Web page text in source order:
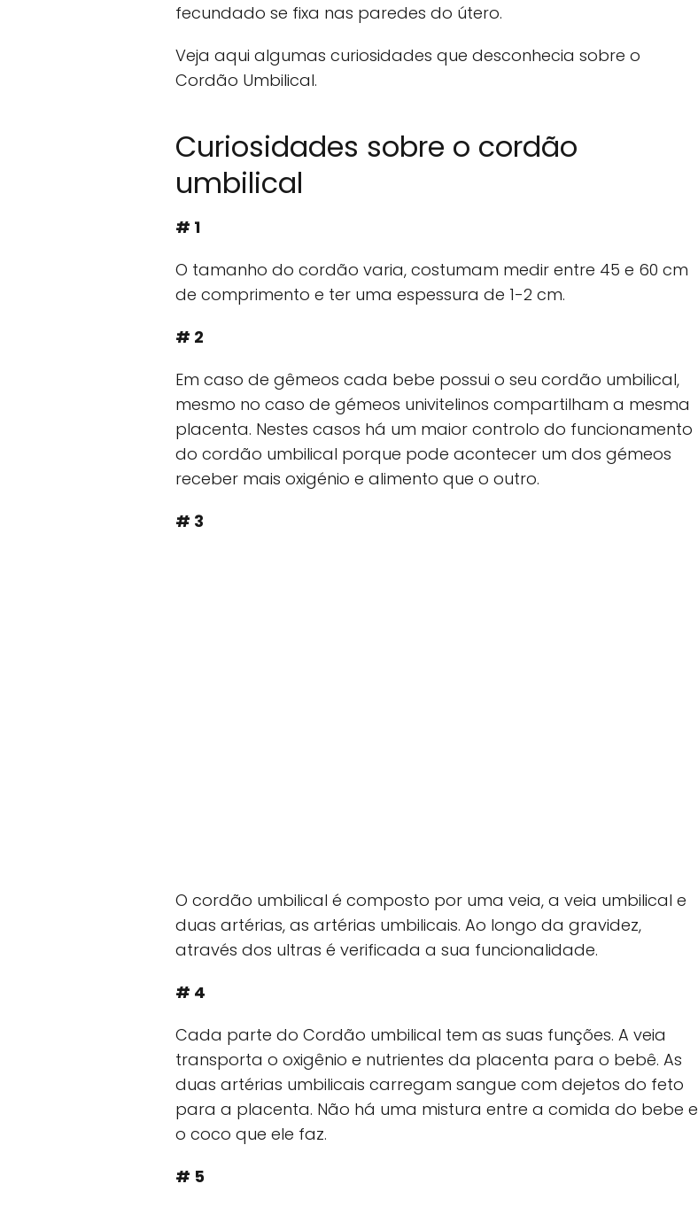
fecundado se fixa nas paredes do útero.
Veja aqui algumas curiosidades que desconhecia sobre o
Cordão Umbilical.
Curiosidades sobre o cordão
umbilical
# 1
O tamanho do cordão varia, costumam medir entre 45 e 60 cm
de comprimento e ter uma espessura de 1-2 cm.
# 2
Em caso de gêmeos cada bebe possui o seu cordão umbilical,
mesmo no caso de gémeos univitelinos compartilham a mesma
placenta. Nestes casos há um maior controlo do funcionamento
do cordão umbilical porque pode acontecer um dos gémeos
receber mais oxigénio e alimento que o outro.
# 3
O cordão umbilical é composto por uma veia, a veia umbilical e
duas artérias, as artérias umbilicais. Ao longo da gravidez,
através dos ultras é verificada a sua funcionalidade.
# 4
Cada parte do Cordão umbilical tem as suas funções. A veia
transporta o oxigênio e nutrientes da placenta para o bebê. As
duas artérias umbilicais carregam sangue com dejetos do feto
para a placenta. Não há uma mistura entre a comida do bebe e
o coco que ele faz.
# 5